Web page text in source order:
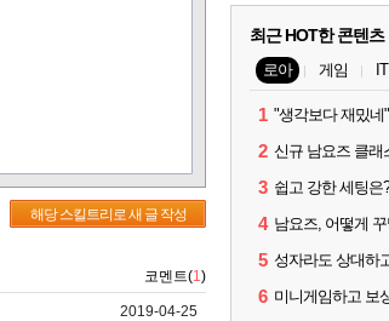
해당 스킬트리로 새 글 작성
코멘트(1)
2019-04-25
최근 HOT한 콘텐츠
로아 게임 IT
1
2
3
4
5
6